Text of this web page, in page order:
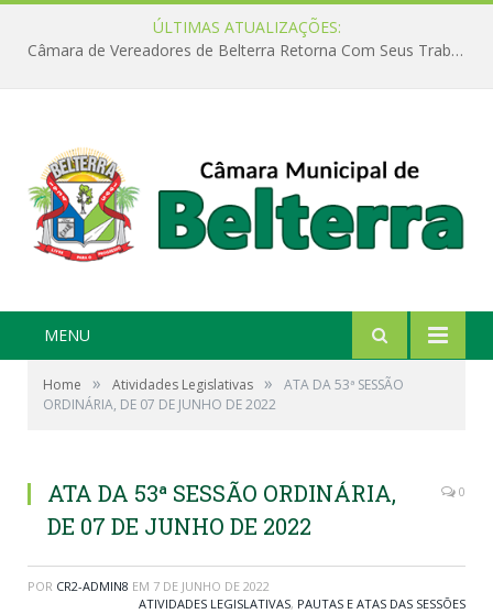
ÚLTIMAS ATUALIZAÇÕES:
Câmara de Vereadores de Belterra Retorna Com Seus Trabalhos Legislativos
MENU
Home » Atividades Legislativas »
ATA DA 53ª SESSÃO
ORDINÁRIA, DE 07 DE JUNHO DE 2022
ATA DA 53ª SESSÃO ORDINÁRIA,
DE 07 DE JUNHO DE 2022
0
POR CR2-ADMIN8 EM 7 DE JUNHO DE 2022
ATIVIDADES LEGISLATIVAS, PAUTAS E ATAS DAS SESSÕES